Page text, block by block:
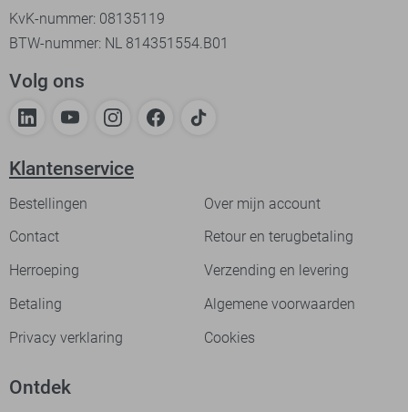
KvK-nummer: 08135119
BTW-nummer: NL 814351554.B01
Volg ons
Klantenservice
Bestellingen
Over mijn account
Contact
Retour en terugbetaling
Herroeping
Verzending en levering
Betaling
Algemene voorwaarden
Privacy verklaring
Cookies
Ontdek